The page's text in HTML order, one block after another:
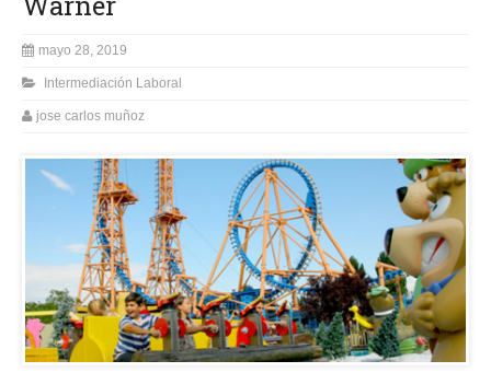
mayo 28, 2019
Intermediación Laboral
jose carlos muñoz